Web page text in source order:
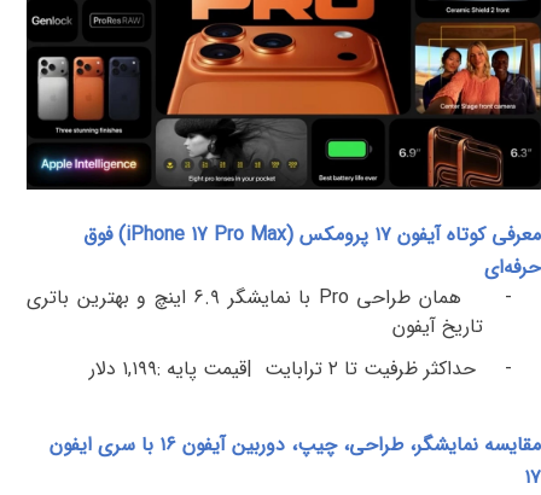
معرفی کوتاه آیفون ۱۷ پرومکس ( iPhone 17 Pro Max) فوق
حرفه‌ای
-
همان طراحی Pro با نمایشگر ۶.۹ اینچ و بهترین باتری
تاریخ آیفون
-
حداکثر ظرفیت تا ۲ ترابایت |قیمت پایه :۱,۱۹۹ دلار
مقایسه نمایشگر، طراحی، چیپ، دوربین آیفون ۱۶ با سری ایفون
۱۷